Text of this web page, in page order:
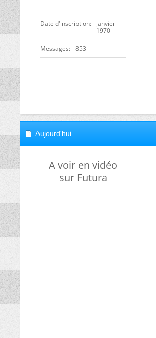
Date d'inscription
janvier
1970
Messages 853
Aujourd'hui
A voir en vidéo
sur Futura